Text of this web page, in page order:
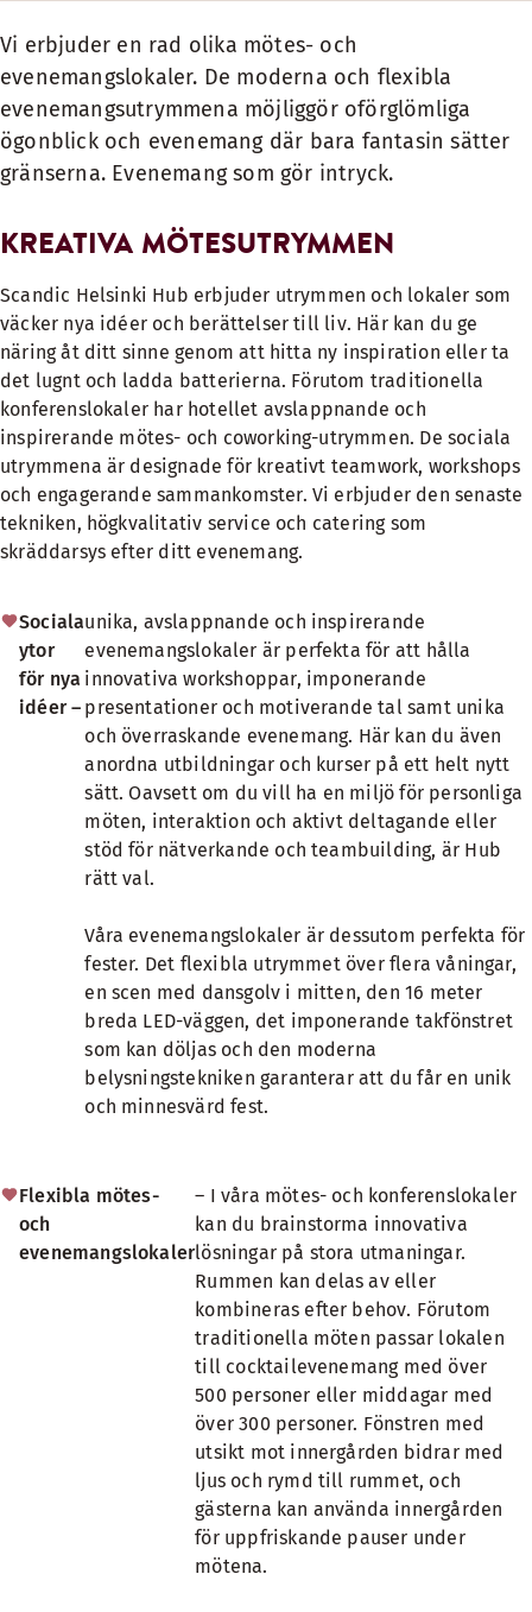
Vi erbjuder en rad olika mötes- och
evenemangslokaler. De moderna och flexibla
evenemangsutrymmena möjliggör oförglömliga
ögonblick och evenemang där bara fantasin sätter
gränserna. Evenemang som gör intryck.
KREATIVA MÖTESUTRYMMEN
Scandic Helsinki Hub erbjuder utrymmen och lokaler som
väcker nya idéer och berättelser till liv. Här kan du ge
näring åt ditt sinne genom att hitta ny inspiration eller ta
det lugnt och ladda batterierna. Förutom traditionella
konferenslokaler har hotellet avslappnande och
inspirerande mötes- och coworking-utrymmen. De sociala
utrymmena är designade för kreativt teamwork, workshops
och engagerande sammankomster. Vi erbjuder den senaste
tekniken, högkvalitativ service och catering som
skräddarsys efter ditt evenemang.
Sociala
ytor
för nya
idéer –
unika, avslappnande och inspirerande
evenemangslokaler är perfekta för att hålla
innovativa workshoppar, imponerande
presentationer och motiverande tal samt unika
och överraskande evenemang. Här kan du även
anordna utbildningar och kurser på ett helt nytt
sätt. Oavsett om du vill ha en miljö för personliga
möten, interaktion och aktivt deltagande eller
stöd för nätverkande och teambuilding, är Hub
rätt val.
Våra evenemangslokaler är dessutom perfekta för
fester. Det flexibla utrymmet över flera våningar,
en scen med dansgolv i mitten, den 16 meter
breda LED-väggen, det imponerande takfönstret
som kan döljas och den moderna
belysningstekniken garanterar att du får en unik
och minnesvärd fest.
Flexibla mötes-
och
evenemangslokaler
– I våra mötes- och konferenslokaler
kan du brainstorma innovativa
lösningar på stora utmaningar.
Rummen kan delas av eller
kombineras efter behov. Förutom
traditionella möten passar lokalen
till cocktailevenemang med över
500 personer eller middagar med
över 300 personer. Fönstren med
utsikt mot innergården bidrar med
ljus och rymd till rummet, och
gästerna kan använda innergården
för uppfriskande pauser under
mötena.